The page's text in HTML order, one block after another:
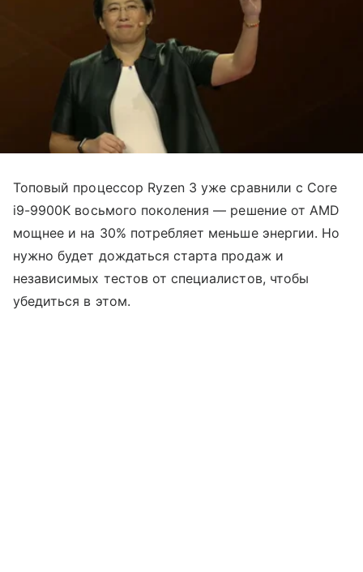
Топовый процессор Ryzen 3 уже сравнили с Core
i9-9900K восьмого поколения — решение от AMD
мощнее и на 30% потребляет меньше энергии. Но
нужно будет дождаться старта продаж и
независимых тестов от специалистов, чтобы
убедиться в этом.